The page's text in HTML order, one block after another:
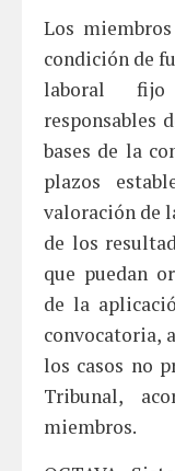
Los
condición de
laboral fijo
responsables
bases de la
plazos
valoración de
de los
que puedan
de la
convocatoria,
los casos no
Tribunal,
miembros.